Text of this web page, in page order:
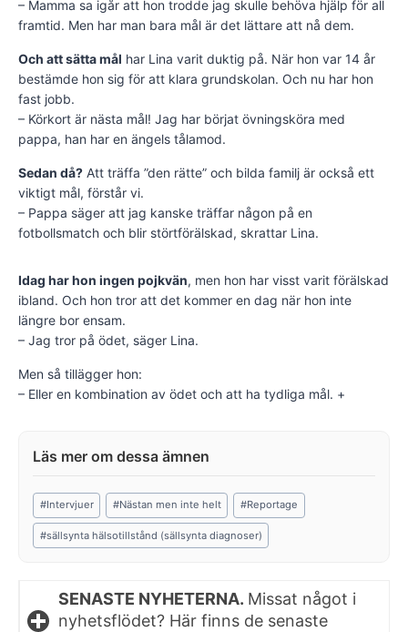
– Mamma sa igår att hon trodde jag skulle behöva hjälp för all
framtid. Men har man bara mål är det lättare att nå dem.
Och att sätta mål har Lina varit duktig på. När hon var 14 år
bestämde hon sig för att klara grundskolan. Och nu har hon
fast jobb.
– Körkort är nästa mål! Jag har börjat övningsköra med
pappa, han har en ängels tålamod.
Sedan då? Att träffa ”den rätte” och bilda familj är också ett
viktigt mål, förstår vi.
– Pappa säger att jag kanske träffar någon på en
fotbollsmatch och blir störtförälskad, skrattar Lina.
Idag har hon ingen pojkvän, men hon har visst varit förälskad
ibland. Och hon tror att det kommer en dag när hon inte
längre bor ensam.
– Jag tror på ödet, säger Lina.
Men så tillägger hon:
– Eller en kombination av ödet och att ha tydliga mål. +
Post
Tags:
#Intervjuer #Nästan men inte helt #Reportage
#sällsynta hälsotillstånd (sällsynta diagnoser)
SENASTE NYHETERNA. Missat något i
nyhetsflödet? Här finns de senaste